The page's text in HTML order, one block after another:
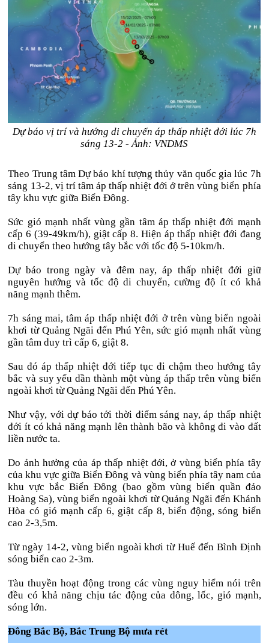
Dự báo vị trí và hướng di chuyển áp thấp nhiệt đới lúc 7h
sáng 13-2 - Ảnh: VNDMS
Theo Trung tâm Dự báo khí tượng thủy văn quốc gia lúc 7h
sáng 13-2, vị trí tâm áp thấp nhiệt đới ở trên vùng biển phía
tây khu vực giữa Biển Đông.
Sức gió mạnh nhất vùng gần tâm áp thấp nhiệt đới mạnh
cấp 6 (39-49km/h), giật cấp 8. Hiện áp thấp nhiệt đới đang
di chuyển theo hướng tây bắc với tốc độ 5-10km/h.
Dự báo trong ngày và đêm nay, áp thấp nhiệt đới giữ
nguyên hướng và tốc độ di chuyển, cường độ ít có khả
năng mạnh thêm.
7h sáng mai, tâm áp thấp nhiệt đới ở trên vùng biển ngoài
khơi từ Quảng Ngãi đến Phú Yên, sức gió mạnh nhất vùng
gần tâm duy trì cấp 6, giật 8.
Sau đó áp thấp nhiệt đới tiếp tục đi chậm theo hướng tây
bắc và suy yếu dần thành một vùng áp thấp trên vùng biển
ngoài khơi từ Quảng Ngãi đến Phú Yên.
Như vậy, với dự báo tới thời điểm sáng nay, áp thấp nhiệt
đới ít có khả năng mạnh lên thành bão và không đi vào đất
liền nước ta.
Do ảnh hưởng của áp thấp nhiệt đới, ở vùng biển phía tây
của khu vực giữa Biển Đông và vùng biển phía tây nam của
khu vực bắc Biển Đông (bao gồm vùng biển quần đảo
Hoàng Sa), vùng biển ngoài khơi từ Quảng Ngãi đến Khánh
Hòa có gió mạnh cấp 6, giật cấp 8, biển động, sóng biển
cao 2-3,5m.
Từ ngày 14-2, vùng biển ngoài khơi từ Huế đến Bình Định
sóng biển cao 2-3m.
Tàu thuyền hoạt động trong các vùng nguy hiểm nói trên
đều có khả năng chịu tác động của dông, lốc, gió mạnh,
sóng lớn.
Đông Bắc Bộ, Bắc Trung Bộ mưa rét